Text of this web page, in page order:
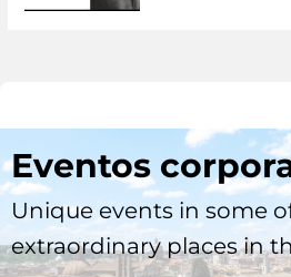
Eventos
Unique events in some
extraordinary places in